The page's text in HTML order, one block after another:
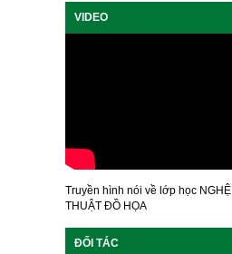
VIDEO
Truyền hình nói về lớp học NGHỆ
THUẬT ĐỒ HỌA
ĐỐI TÁC